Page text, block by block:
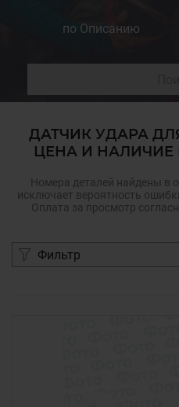
по Описанию
ДАТЧИК УДАРА
ЦЕНА И
Номера деталей найдены в
исключает вероятность
Оплата за просмотр
Фильтр